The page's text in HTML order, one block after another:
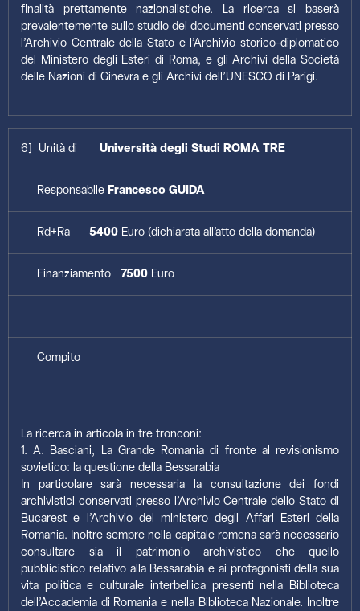
finalità prettamente nazionalistiche. La ricerca si baserà
prevalentemente sullo studio dei documenti conservati presso
l’Archivio Centrale della Stato e l’Archivio storico-diplomatico
del Ministero degli Esteri di Roma, e gli Archivi della Società
delle Nazioni di Ginevra e gli Archivi dell’UNESCO di Parigi.
6] Unità di Università degli Studi ROMA TRE
Responsabile Francesco GUIDA
Rd+Ra 5400 Euro (dichiarata all’atto della domanda)
Finanziamento 7500 Euro
Compito
La ricerca in articola in tre tronconi:
1. A. Basciani, La Grande Romania di fronte al revisionismo
sovietico: la questione della Bessarabia
In particolare sarà necessaria la consultazione dei fondi
archivistici conservati presso l’Archivio Centrale dello Stato di
Bucarest e l’Archivio del ministero degli Affari Esteri della
Romania. Inoltre sempre nella capitale romena sarà necessario
consultare sia il patrimonio archivistico che quello
pubblicistico relativo alla Bessarabia e ai protagonisti della sua
vita politica e culturale interbellica presenti nella Biblioteca
dell’Accademia di Romania e nella Biblioteca Nazionale. Inoltre